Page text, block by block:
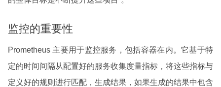
监控的重要性
Prometheus 主要用于监控服务，包括容器在内。它基于特
定的时间间隔从配置好的服务收集度量指标，将这些指标与
定义好的规则进行匹配，生成结果，如果生成的结果中包含